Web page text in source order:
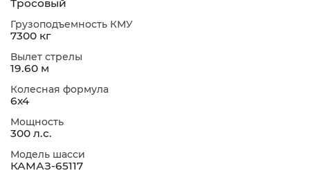
Тросовый
Грузоподъемность КМУ
7300 кг
Вылет стрелы
19.60 м
Колесная формула
6х4
Мощность
300 л.с.
Модель шасси
КАМАЗ-65117